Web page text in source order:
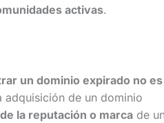
activas.
un dominio expirado no es
adquisición de un dominio
la reputación o marcade